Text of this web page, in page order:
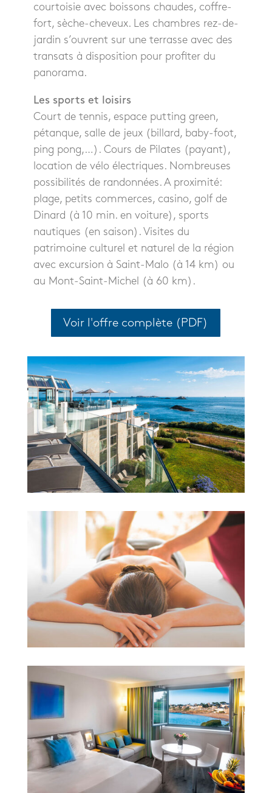
courtoisie avec boissons chaudes, coffre-
fort, sèche-cheveux. Les chambres rez-de-
jardin s’ouvrent sur une terrasse avec des
transats à disposition pour profiter du
panorama.
Les sports et loisirs
Court de tennis, espace putting green,
pétanque, salle de jeux (billard, baby-foot,
ping pong,…). Cours de Pilates (payant),
location de vélo électriques. Nombreuses
possibilités de randonnées. A proximité:
plage, petits commerces, casino, golf de
Dinard (à 10 min. en voiture), sports
nautiques (en saison). Visites du
patrimoine culturel et naturel de la région
avec excursion à Saint-Malo (à 14 km) ou
au Mont-Saint-Michel (à 60 km).
Voir l'offre complète (PDF)